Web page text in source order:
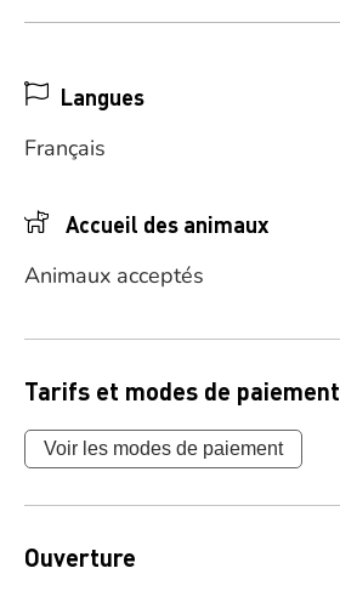
Langues
Français
Accueil des animaux
Animaux acceptés
Tarifs et modes de paiement
Voir les modes de paiement
Ouverture